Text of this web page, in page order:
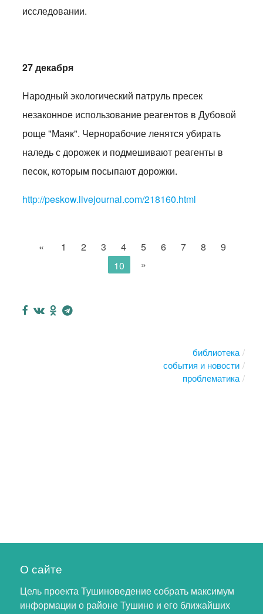
исследовании.
27 декабря
Народный экологический патруль пресек
незаконное использование реагентов в Дубовой
роще "Маяк". Чернорабочие ленятся убирать
наледь с дорожек и подмешивают реагенты в
песок, которым посыпают дорожки.
http://peskow.livejournal.com/218160.html
« 1 2 3 4 5 6 7 8
9
10
»
библиотека
события и новости
проблематика
О сайте
Цель проекта Тушиноведение собрать максимум
информации о районе Тушино и его ближайших